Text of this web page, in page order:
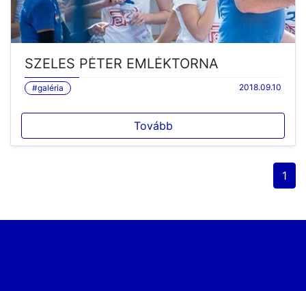
SZELES PÉTER EMLÉKTORNA
#galéria 2018.09.10
Tovább
1